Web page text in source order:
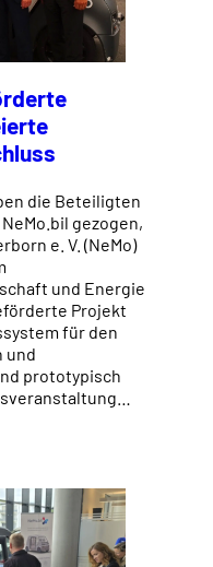
die Beteiligten
gezogen,
e. V. (NeMo)
und Energie
Projekt
für den
und
prototypisch